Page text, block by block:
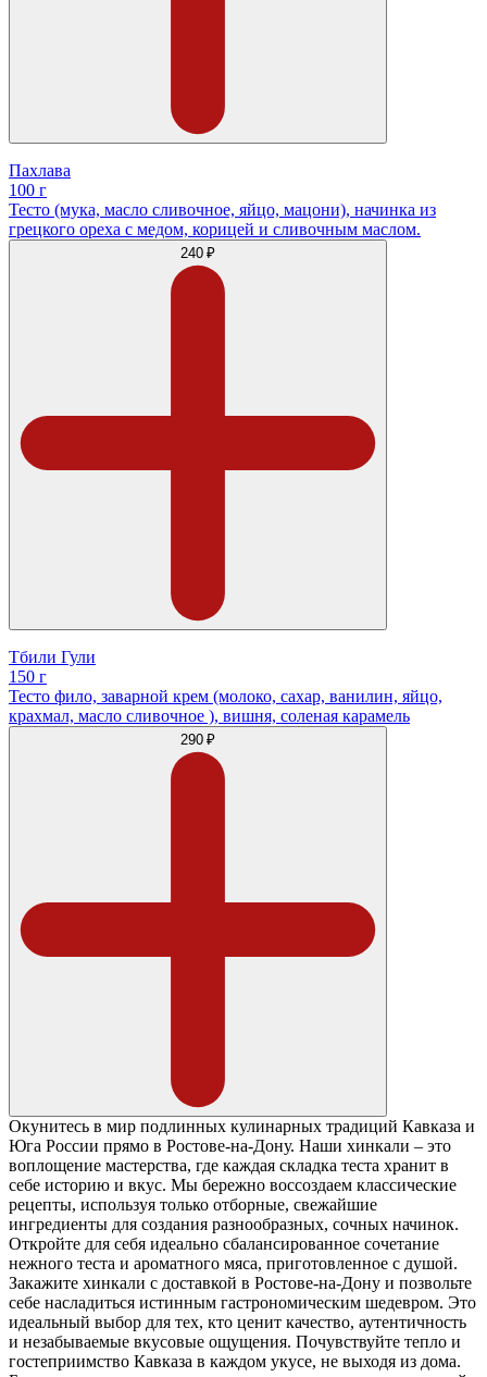
Пахлава
100 г
Тесто (мука, масло сливочное, яйцо, мацони), начинка из
грецкого ореха с медом, корицей и сливочным маслом.
240 ₽
Тбили Гули
150 г
Тесто фило, заварной крем (молоко, сахар, ванилин, яйцо,
крахмал, масло сливочное ), вишня, соленая карамель
290 ₽
Окунитесь в мир подлинных кулинарных традиций Кавказа и
Юга России прямо в Ростове-на-Дону. Наши хинкали – это
воплощение мастерства, где каждая складка теста хранит в
себе историю и вкус. Мы бережно воссоздаем классические
рецепты, используя только отборные, свежайшие
ингредиенты для создания разнообразных, сочных начинок.
Откройте для себя идеально сбалансированное сочетание
нежного теста и ароматного мяса, приготовленное с душой.
Закажите хинкали с доставкой в Ростове-на-Дону и позвольте
себе насладиться истинным гастрономическим шедевром. Это
идеальный выбор для тех, кто ценит качество, аутентичность
и незабываемые вкусовые ощущения. Почувствуйте тепло и
гостеприимство Кавказа в каждом укусе, не выходя из дома.